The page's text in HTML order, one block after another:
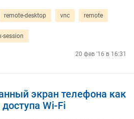
remote-desktop vnc remote
session
20 фев '16 в 16:31
экран телефона как
Wi-Fi